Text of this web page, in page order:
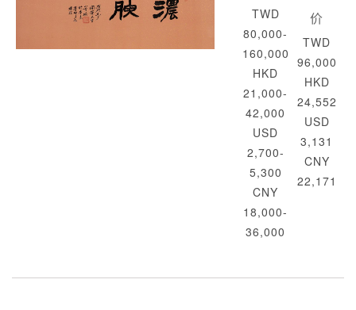
TWD
80,000-
160,000
HKD
21,000-
42,000
USD
2,700-
5,300
CNY
18,000-
36,000
价
TWD
96,000
HKD
24,552
USD
3,131
CNY
22,171